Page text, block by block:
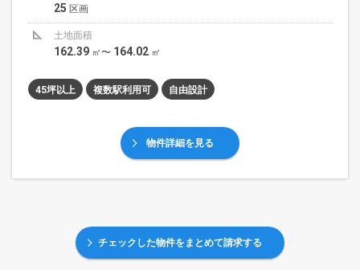
25 区画
土地面積
162.39 ㎡〜 164.02 ㎡
45坪以上 複数駅利用可 自由設計
物件詳細を見る
チェックした物件をまとめて請求する